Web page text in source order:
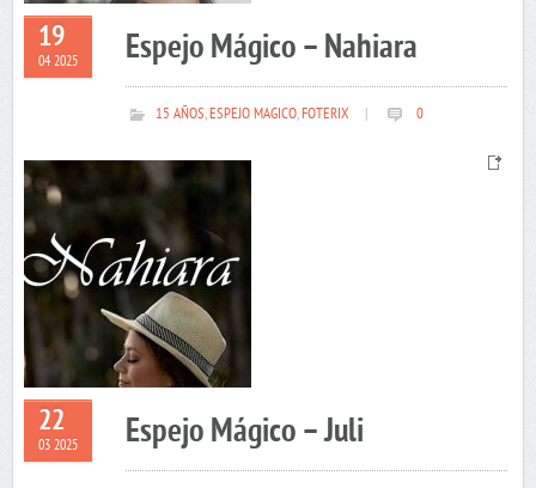
19
04 2025 Espejo Mágico – Nahiara
15 AÑOS,ESPEJO MAGICO,FOTERIX 0
22
03 2025 Espejo Mágico – Juli